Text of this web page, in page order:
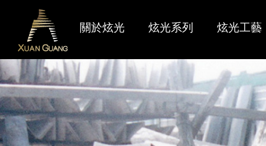
關於炫光
炫光燃點 品牌識別
炫光系列
最新產品 限量產品
炫光工藝
聯絡我們 售後服務